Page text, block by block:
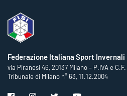
Federazione Italiana Sport Invernali
via Piranesi 46, 20137 Milano – P.IVA e
Tribunale di Milano n° 63, 11.12.2004